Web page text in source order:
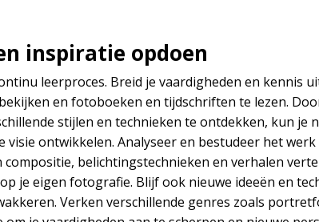
inspiratie opdoen
leerproces. Breid je vaardigheden en kennis
en fotoboeken en tijdschriften te lezen.
stijlen en technieken te ontdekken, kun je
visie ontwikkelen. Analyseer en bestudeer het
belichtingstechnieken en verhalen
je eigen fotografie. Blijf ook nieuwe ideeën en
Verken verschillende genres zoals